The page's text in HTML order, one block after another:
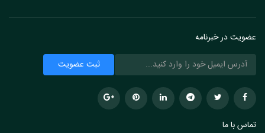
عضویت در خبرنامه
تماس با ما